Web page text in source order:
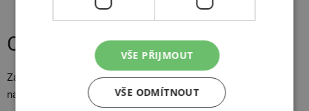
Co to znamená pro řidiče?
Zavedení každoroční technické kontroly přinese několik změn,
na které je dobré se připravit:
VŠE PŘIJMOUT
VŠE ODMÍTNOUT